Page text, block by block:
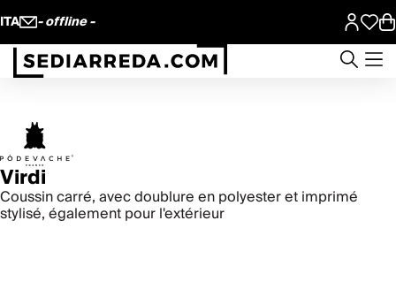
ITA - offline -
Virdi
Coussin carré, avec doublure en polyester et imprimé
stylisé, également pour l'extérieur